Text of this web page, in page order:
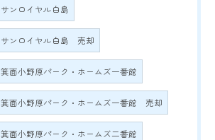
サンロイヤル白島
サンロイヤル白島 売却
箕面小野原パーク・ホームズ一番館
箕面小野原パーク・ホームズ一番館 売却
箕面小野原パーク・ホームズ二番館